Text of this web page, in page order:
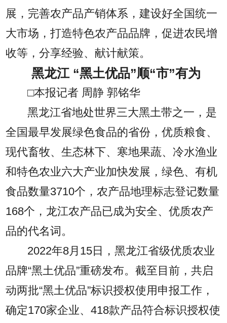
展，完善农产品产销体系，建设好全国统一
大市场，打造特色农产品品牌，促进农民增
收等，分享经验、献计献策。
黑龙江 “黑土优品”顺“市”有为
□本报记者 周静 郭铭华
黑龙江省地处世界三大黑土带之一，是
全国最早发展绿色食品的省份，优质粮食、
现代畜牧、生态林下、寒地果蔬、冷水渔业
和特色农业六大产业加快发展，绿色、有机
食品数量3710个，农产品地理标志登记数量
168个，龙江农产品已成为安全、优质农产
品的代名词。
2022年8月15日，黑龙江省级优质农业
品牌“黑土优品”重磅发布。截至目前，共启
动两批“黑土优品”标识授权使用申报工作，
确定170家企业、418款产品符合标识授权使